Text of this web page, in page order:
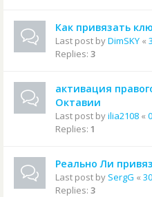
Как привязать
Last post byDimSKY «
Replies: 3
активация
Октавии
Last post byilia2108 «
Replies: 1
Реально Ли
Last post by SergG «
Replies: 3